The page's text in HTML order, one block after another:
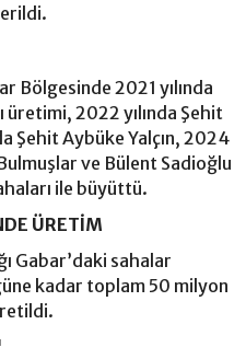
Bölgesinde 2021 yılında
üretimi, 2022 yılında Şehit
Şehit Aybüke Yalçın, 2024
ve Bülent Sadioğlu
ile büyüttü.
ÜRETİM
Gabar’daki sahalar
kadar toplam 50 milyon